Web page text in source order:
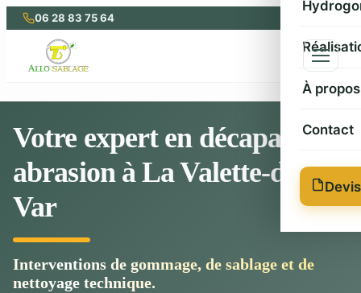
Passer
06 28 83 75 64
À propos
Contact
Votre expert en décapage et
abrasion à La Valette-du-
Var
Interventions de gommage, de sablage et de
nettoyage technique.